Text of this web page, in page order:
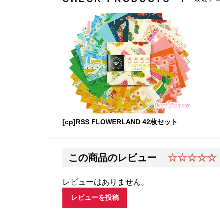
[cp]RSS FLOWERLAND 42枚セット
この商品のレビュー ☆☆☆☆☆
レビューはありません。
レビューを投稿